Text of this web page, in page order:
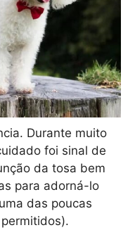
Durante muito
foi sinal de
da tosa bem
para adorná-lo
das poucas